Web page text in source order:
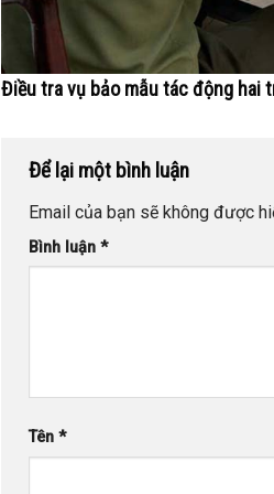
Điều tra vụ bảo mẫu tác động hai
Để lại một bình luận
Email của bạn sẽ không được
Bình luận *
Tên *